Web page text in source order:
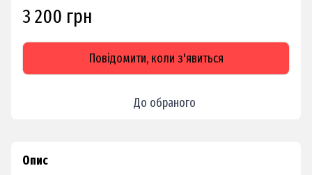
3 200 грн
Повідомити, коли з'явиться
До обраного
Опис